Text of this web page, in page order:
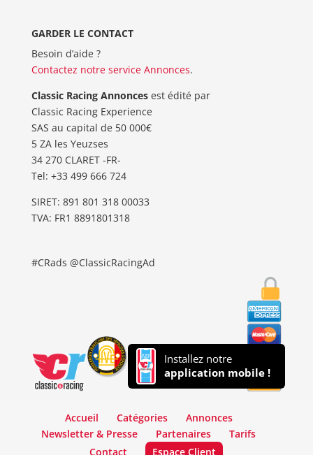
GARDER LE CONTACT
Besoin d’aide ?
Contactez notre service Annonces.
Classic Racing Annoncesest édité par
Classic Racing Experience
SAS au capital de 50 000€
5 ZA les Yeuzses
34 270 CLARET -FR-
Tel: ‭+33 499 666 724‬
SIRET: 891 801 318 00033
TVA: FR1 8891801318
#CRads @ClassicRacingAd
Installez notre
application mobile !
Accueil Catégories
Annonces
Newsletter & Presse
Partenaires
Tarifs
Contact
Espace Client